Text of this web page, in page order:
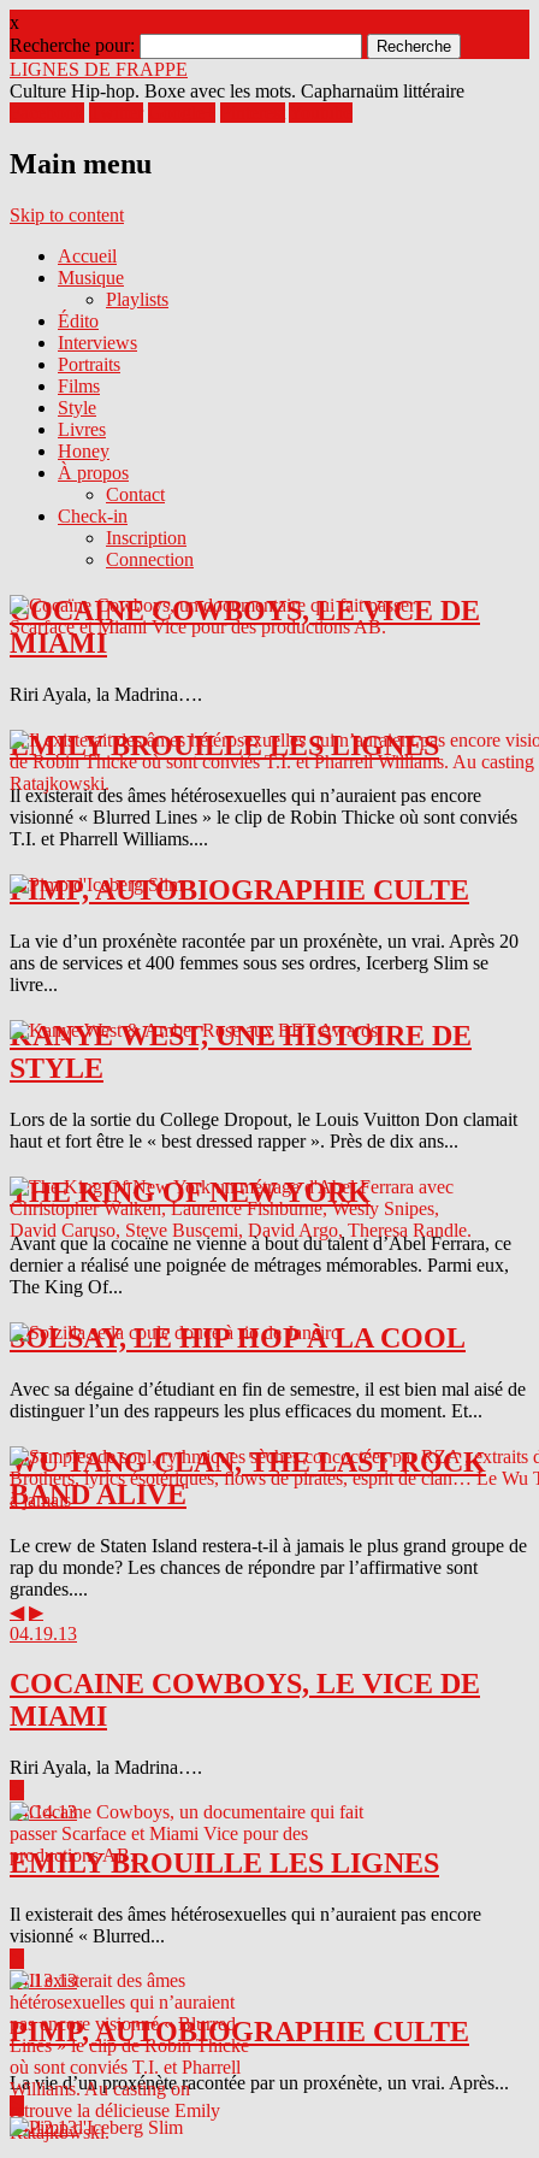
x
Recherche pour:
LIGNES DE FRAPPE
Culture Hip-hop. Boxe avec les mots. Capharnaüm littéraire
Main menu
Skip to content
Accueil
Musique
Playlists
Édito
Interviews
Portraits
Films
Style
Livres
Honey
À propos
Contact
Check-in
Inscription
Connection
COCAINE COWBOYS, LE VICE DE
MIAMI
Riri Ayala, la Madrina….
EMILY BROUILLE LES LIGNES
Il existerait des âmes hétérosexuelles qui n’auraient pas encore
visionné « Blurred Lines » le clip de Robin Thicke où sont conviés
T.I. et Pharrell Williams....
PIMP, AUTOBIOGRAPHIE CULTE
La vie d’un proxénète racontée par un proxénète, un vrai. Après 20
ans de services et 400 femmes sous ses ordres, Icerberg Slim se
livre...
KANYE WEST, UNE HISTOIRE DE
STYLE
Lors de la sortie du College Dropout, le Louis Vuitton Don clamait
haut et fort être le « best dressed rapper ». Près de dix ans...
THE KING OF NEW YORK
Avant que la cocaïne ne vienne à bout du talent d’Abel Ferrara, ce
dernier a réalisé une poignée de métrages mémorables. Parmi eux,
The King Of...
SOLSAY, LE HIP HOP À LA COOL
Avec sa dégaine d’étudiant en fin de semestre, il est bien mal aisé de
distinguer l’un des rappeurs les plus efficaces du moment. Et...
WU TANG CLAN, THE LAST ROCK
BAND ALIVE
Le crew de Staten Island restera-t-il à jamais le plus grand groupe de
rap du monde? Les chances de répondre par l’affirmative sont
grandes....
◀ ▶
04.19.13
COCAINE COWBOYS, LE VICE DE
MIAMI
Riri Ayala, la Madrina….
04.14.13
EMILY BROUILLE LES LIGNES
Il existerait des âmes hétérosexuelles qui n’auraient pas encore
visionné « Blurred...
04.13.13
PIMP, AUTOBIOGRAPHIE CULTE
La vie d’un proxénète racontée par un proxénète, un vrai. Après...
04.12.13